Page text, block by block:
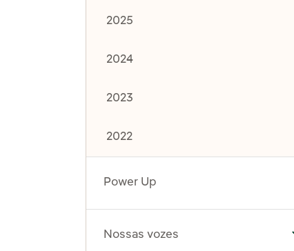
2025
2024
2023
2022
Power Up
Nossas vozes